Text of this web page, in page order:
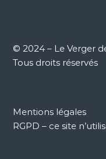
g
© 2024 – Le Verger
Tous droits réservés
Mentions légales
RGPD – ce site